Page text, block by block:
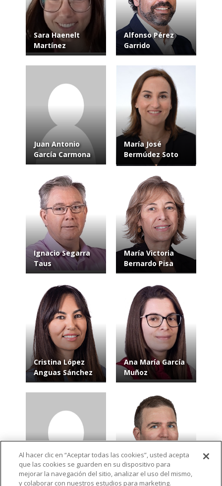
Sara Haenelt
Martínez
Alfonso Pérez
Garrido
Juan Antonio
García Carmona
María José
Bermúdez Soto
Ignacio Segarra
Taus
María Victoria
Bernardo Pisa
Cristina López
Anguas Sánchez
Ana María García
Muñoz
José Manuel
Villalgordo Soto
Alejandro Galindo
Tovar
Al hacer clic en “Aceptar todas las cookies”, usted acepta
que las cookies se guarden en su dispositivo para
mejorar la navegación del sitio, analizar el uso del mismo,
y colaborar con nuestros estudios para marketing.